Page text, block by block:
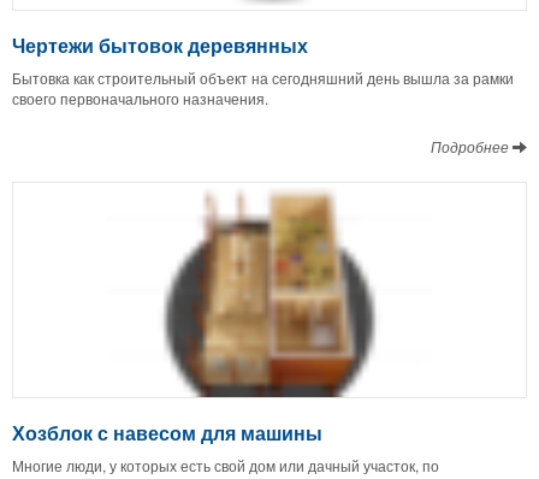
Чертежи бытовок деревянных
Бытовка как строительный объект на сегодняшний день вышла за рамки
своего первоначального назначения.
Подробнее
Хозблок с навесом для машины
Многие люди, у которых есть свой дом или дачный участок, по